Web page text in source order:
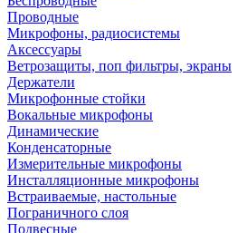
Проводные
Микрофоны, радиосистемы
Аксессуары
Ветрозащиты, поп фильтры, экраны
Держатели
Микрофонные стойки
Вокальные микрофоны
Динамические
Конденсаторные
Измерительные микрофоны
Инсталляционные микрофоны
Встраиваемые, настольные
Пограничного слоя
Подвесные